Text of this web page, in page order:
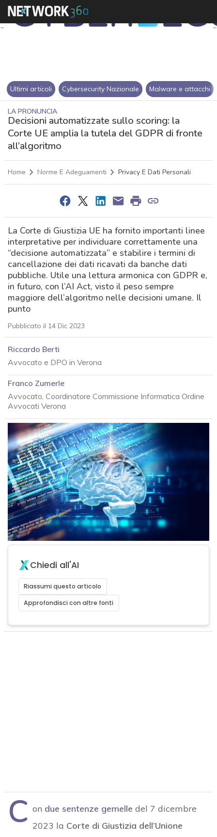
Ultimi articoli Cybersecurity Nazionale Malware e attacchi
LA PRONUNCIA
Decisioni automatizzate sullo scoring: la
Corte UE amplia la tutela del GDPR di fronte
all’algoritmo
Home Norme E Adeguamenti Privacy E Dati Personali
La Corte di Giustizia UE ha fornito importanti linee
interpretative per individuare correttamente una
“decisione automatizzata” e stabilire i termini di
cancellazione dei dati ricavati da banche dati
pubbliche. Utile una lettura armonica con GDPR e,
in futuro, con l’AI Act, visto il peso sempre
maggiore dell’algoritmo nelle decisioni umane. Il
punto
Pubblicato il 14 Dic 2023
Riccardo Berti
Avvocato e DPO in Verona
Franco Zumerle
Avvocato, Coordinatore Commissione Informatica Ordine
Avvocati Verona
Chiedi all'AI
Riassumi questo articolo
Approfondisci con altre fonti
C on due sentenze gemelle del 7 dicembre
2023 la Corte di Giustizia dell’Unione